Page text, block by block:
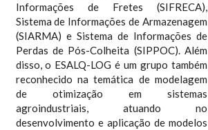
Informações de Fretes (SIFRECA),
Sistema de Informações de Armazenagem
(SIARMA) e Sistema de Informações de
Perdas de Pós-Colheita (SIPPOC). Além
disso, o ESALQ-LOG é um grupo também
reconhecido na temática de modelagem
de otimização em sistemas
agroindustriais, atuando no
desenvolvimento e aplicação de modelos